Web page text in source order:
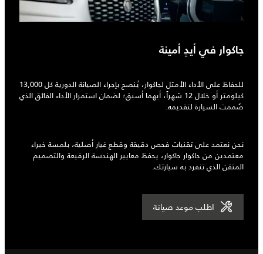
جاكوار في أيدٍ أمينة
للحفاظ على الأداء الأمثل لجاكوار، يُنصح بإجراء الصيانة الدورية كل 13,000
كيلومتر أو خلال 12 شهراً، أيهما أسبق؛ لضمان استمرار الأداء الفائق الذي
صُممت السيارة لتقديمه.
نحن نعتمد على تقنيات فحص دقيقة وقطع غيار أصلية، بلمسة خبراء
معتمدين من جاكوار جاكوار، يحفظ معايير الهندسة الرفيعة والتصميم
المتقن الذي تنفرد به سيارتك.
اطلب موعد صيانة